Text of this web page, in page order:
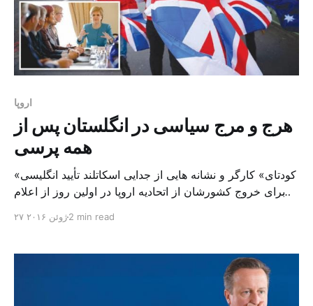
اروپا
هرج و مرج سیاسی در انگلستان پس از
همه پرسی
«کودتای» کارگر و نشانه هایی از جدایی اسکاتلند تأیید انگلیسی
ها برای خروج کشورشان از اتحادیه اروپا در اولین روز از اعلام
در حالی که شکاف داخلی ملی با اسکاتلند و ایرلند شمالی را
۲۷ ژوئن ۲۰۱۶2 min read